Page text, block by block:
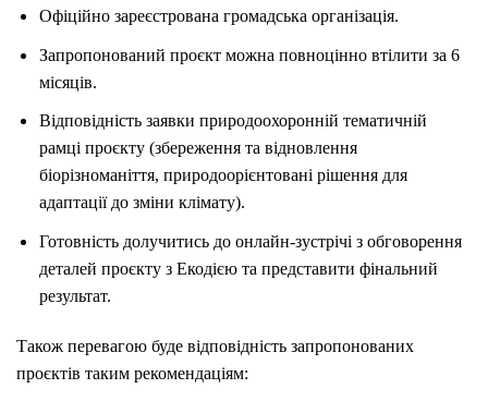
Офіційно зареєстрована громадська організація.
Запропонований проєкт можна повноцінно втілити за 6
місяців.
Відповідність заявки природоохоронній тематичній
рамці проєкту (збереження та відновлення
біорізноманіття, природоорієнтовані рішення для
адаптації до зміни клімату).
Готовність долучитись до онлайн-зустрічі з обговорення
деталей проєкту з Екодією та представити фінальний
результат.
Також перевагою буде відповідність запропонованих
проєктів таким рекомендаціям: